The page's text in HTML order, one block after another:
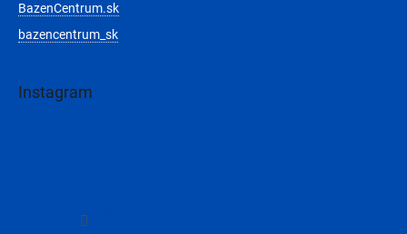
BazenCentrum.sk
bazencentrum_sk
Instagram